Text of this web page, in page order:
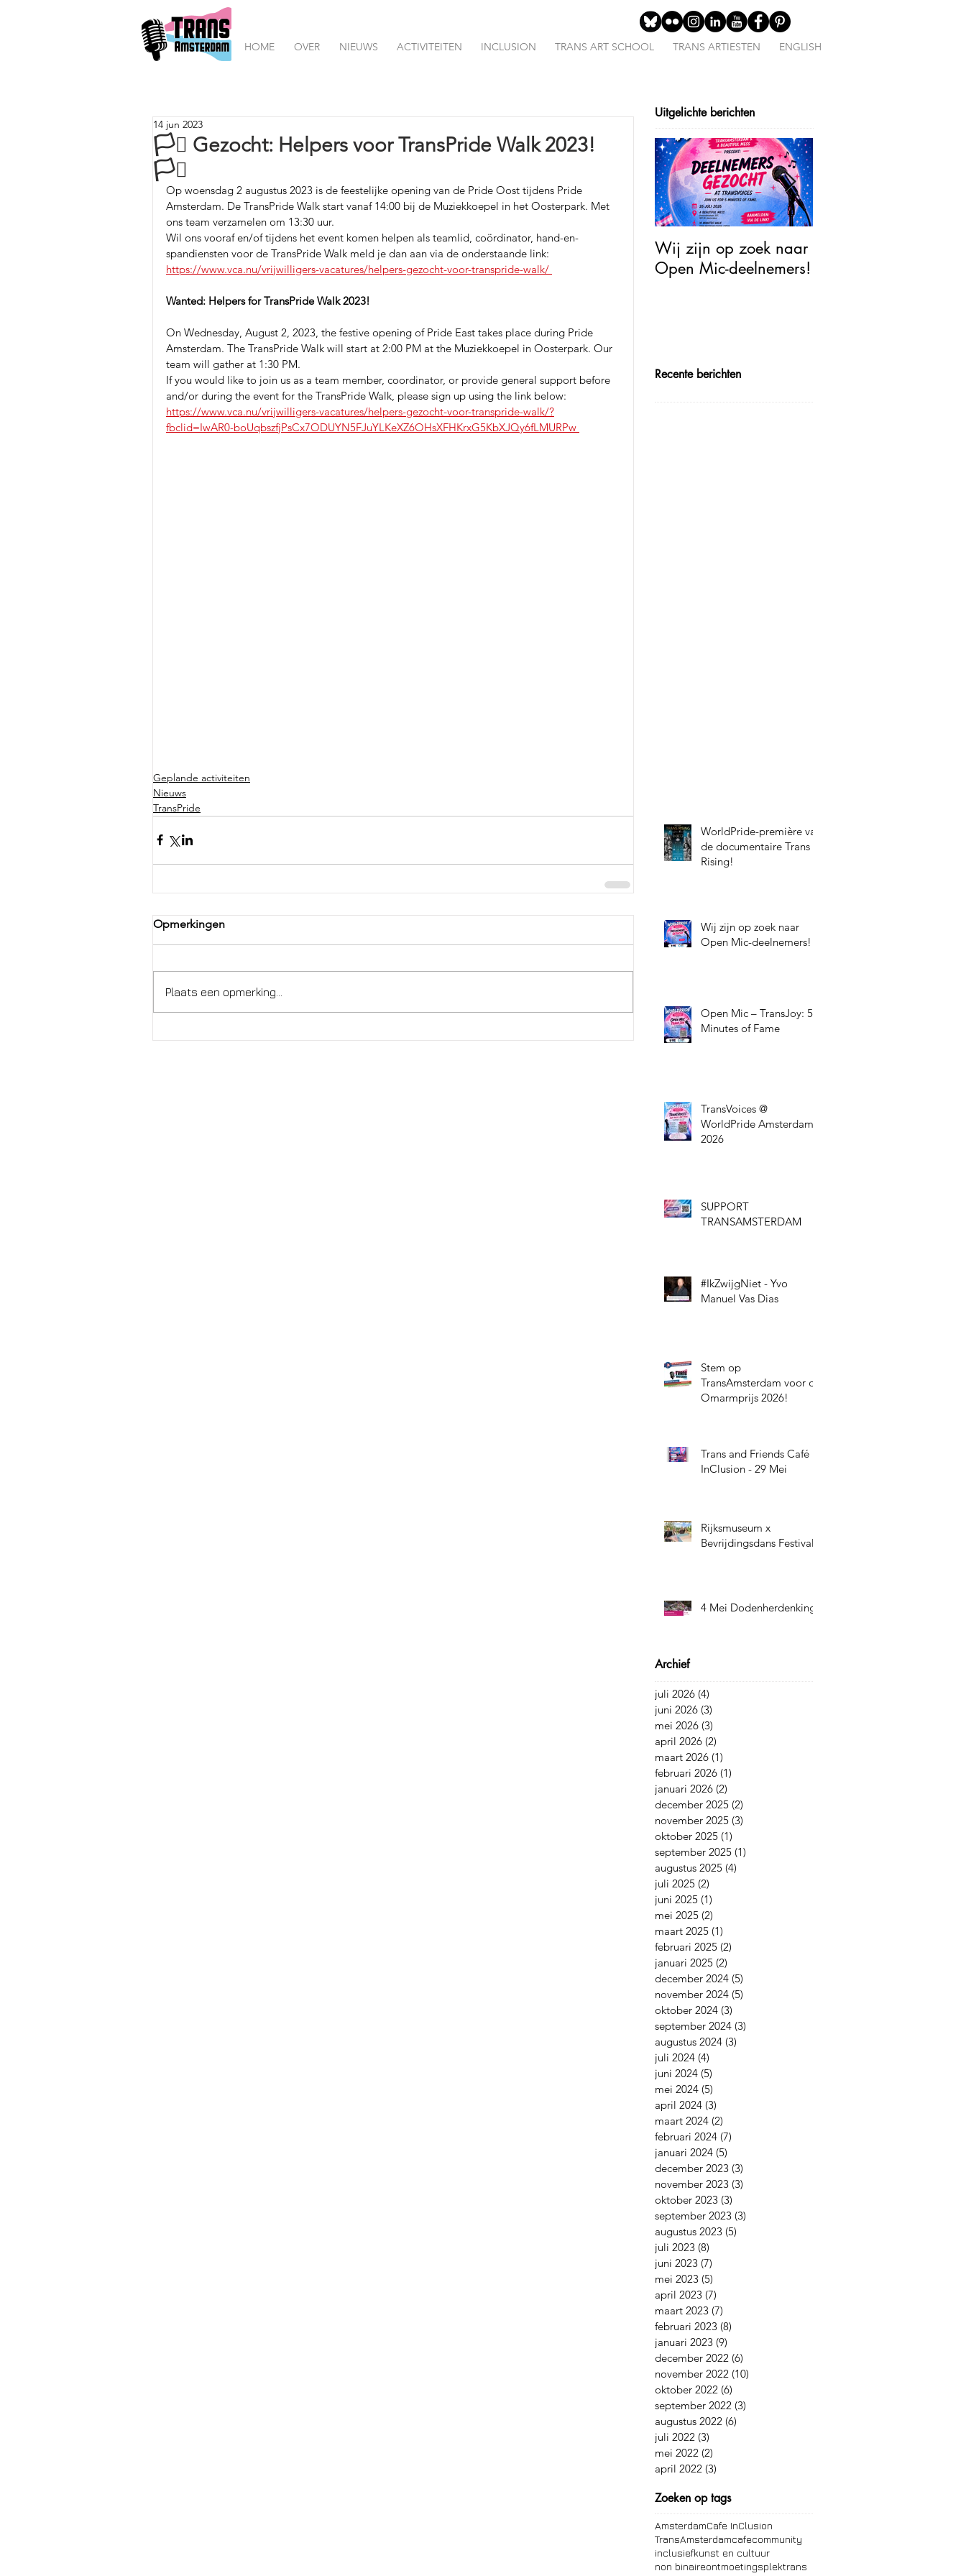
HOME OVER NIEUWS ACTIVITEITEN INCLUSION TRANS ART SCHOOL TRANS ARTIESTEN ENGLISH
🏳️‍⚧️ Gezocht: Helpers voor TransPride Walk 2023!
🏳️‍⚧️
14 jun 2023
Op woensdag 2 augustus 2023 is de feestelijke opening van de Pride Oost tijdens Pride
Amsterdam. De TransPride Walk start vanaf 14:00 bij de Muziekkoepel in het Oosterpark. Met
ons team verzamelen om 13:30 uur.
Wil ons vooraf en/of tijdens het event komen helpen als teamlid, coördinator, hand-en-
spandiensten voor de TransPride Walk meld je dan aan via de onderstaande link:
https://www.vca.nu/vrijwilligers-vacatures/helpers-gezocht-voor-transpride-walk/
Wanted: Helpers for TransPride Walk 2023!
On Wednesday, August 2, 2023, the festive opening of Pride East takes place during Pride
Amsterdam. The TransPride Walk will start at 2:00 PM at the Muziekkoepel in Oosterpark. Our
team will gather at 1:30 PM.
If you would like to join us as a team member, coordinator, or provide general support before
and/or during the event for the TransPride Walk, please sign up using the link below:
https://www.vca.nu/vrijwilligers-vacatures/helpers-gezocht-voor-transpride-walk/?
fbclid=IwAR0-boUqbszfjPsCx7ODUYN5FJuYLKeXZ6OHsXFHKrxG5KbXJQy6fLMURPw
Geplande activiteiten
Nieuws
TransPride
Opmerkingen
Plaats een opmerking...
Uitgelichte berichten
Wij zijn op zoek naar
Open Mic-deelnemers!
Recente berichten
WorldPride-première van
de documentaire Trans
Rising!
Wij zijn op zoek naar
Open Mic-deelnemers!
Open Mic – TransJoy: 5
Minutes of Fame
TransVoices @
WorldPride Amsterdam
2026
SUPPORT
TRANSAMSTERDAM
#IkZwijgNiet - Yvo
Manuel Vas Dias
Stem op
TransAmsterdam voor de
Omarmprijs 2026!
Trans and Friends Café
InClusion - 29 Mei
Rijksmuseum x
Bevrijdingsdans Festival
4 Mei Dodenherdenking
Archief
juli 2026 (4)
juni 2026 (3)
mei 2026 (3)
april 2026 (2)
maart 2026 (1)
februari 2026 (1)
januari 2026 (2)
december 2025 (2)
november 2025 (3)
oktober 2025 (1)
september 2025 (1)
augustus 2025 (4)
juli 2025 (2)
juni 2025 (1)
mei 2025 (2)
maart 2025 (1)
februari 2025 (2)
januari 2025 (2)
december 2024 (5)
november 2024 (5)
oktober 2024 (3)
september 2024 (3)
augustus 2024 (3)
juli 2024 (4)
juni 2024 (5)
mei 2024 (5)
april 2024 (3)
maart 2024 (2)
februari 2024 (7)
januari 2024 (5)
december 2023 (3)
november 2023 (3)
oktober 2023 (3)
september 2023 (3)
augustus 2023 (5)
juli 2023 (8)
juni 2023 (7)
mei 2023 (5)
april 2023 (7)
maart 2023 (7)
februari 2023 (8)
januari 2023 (9)
december 2022 (6)
november 2022 (10)
oktober 2022 (6)
september 2022 (3)
augustus 2022 (6)
juli 2022 (3)
mei 2022 (2)
april 2022 (3)
Zoeken op tags
AmsterdamCafe InClusion
TransAmsterdamcafecommunity
inclusiefkunst en cultuur
non binaireontmoetingsplektrans